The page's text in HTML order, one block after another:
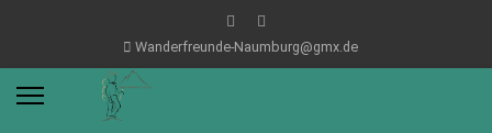
Wanderfreunde-Naumburg@gmx.de